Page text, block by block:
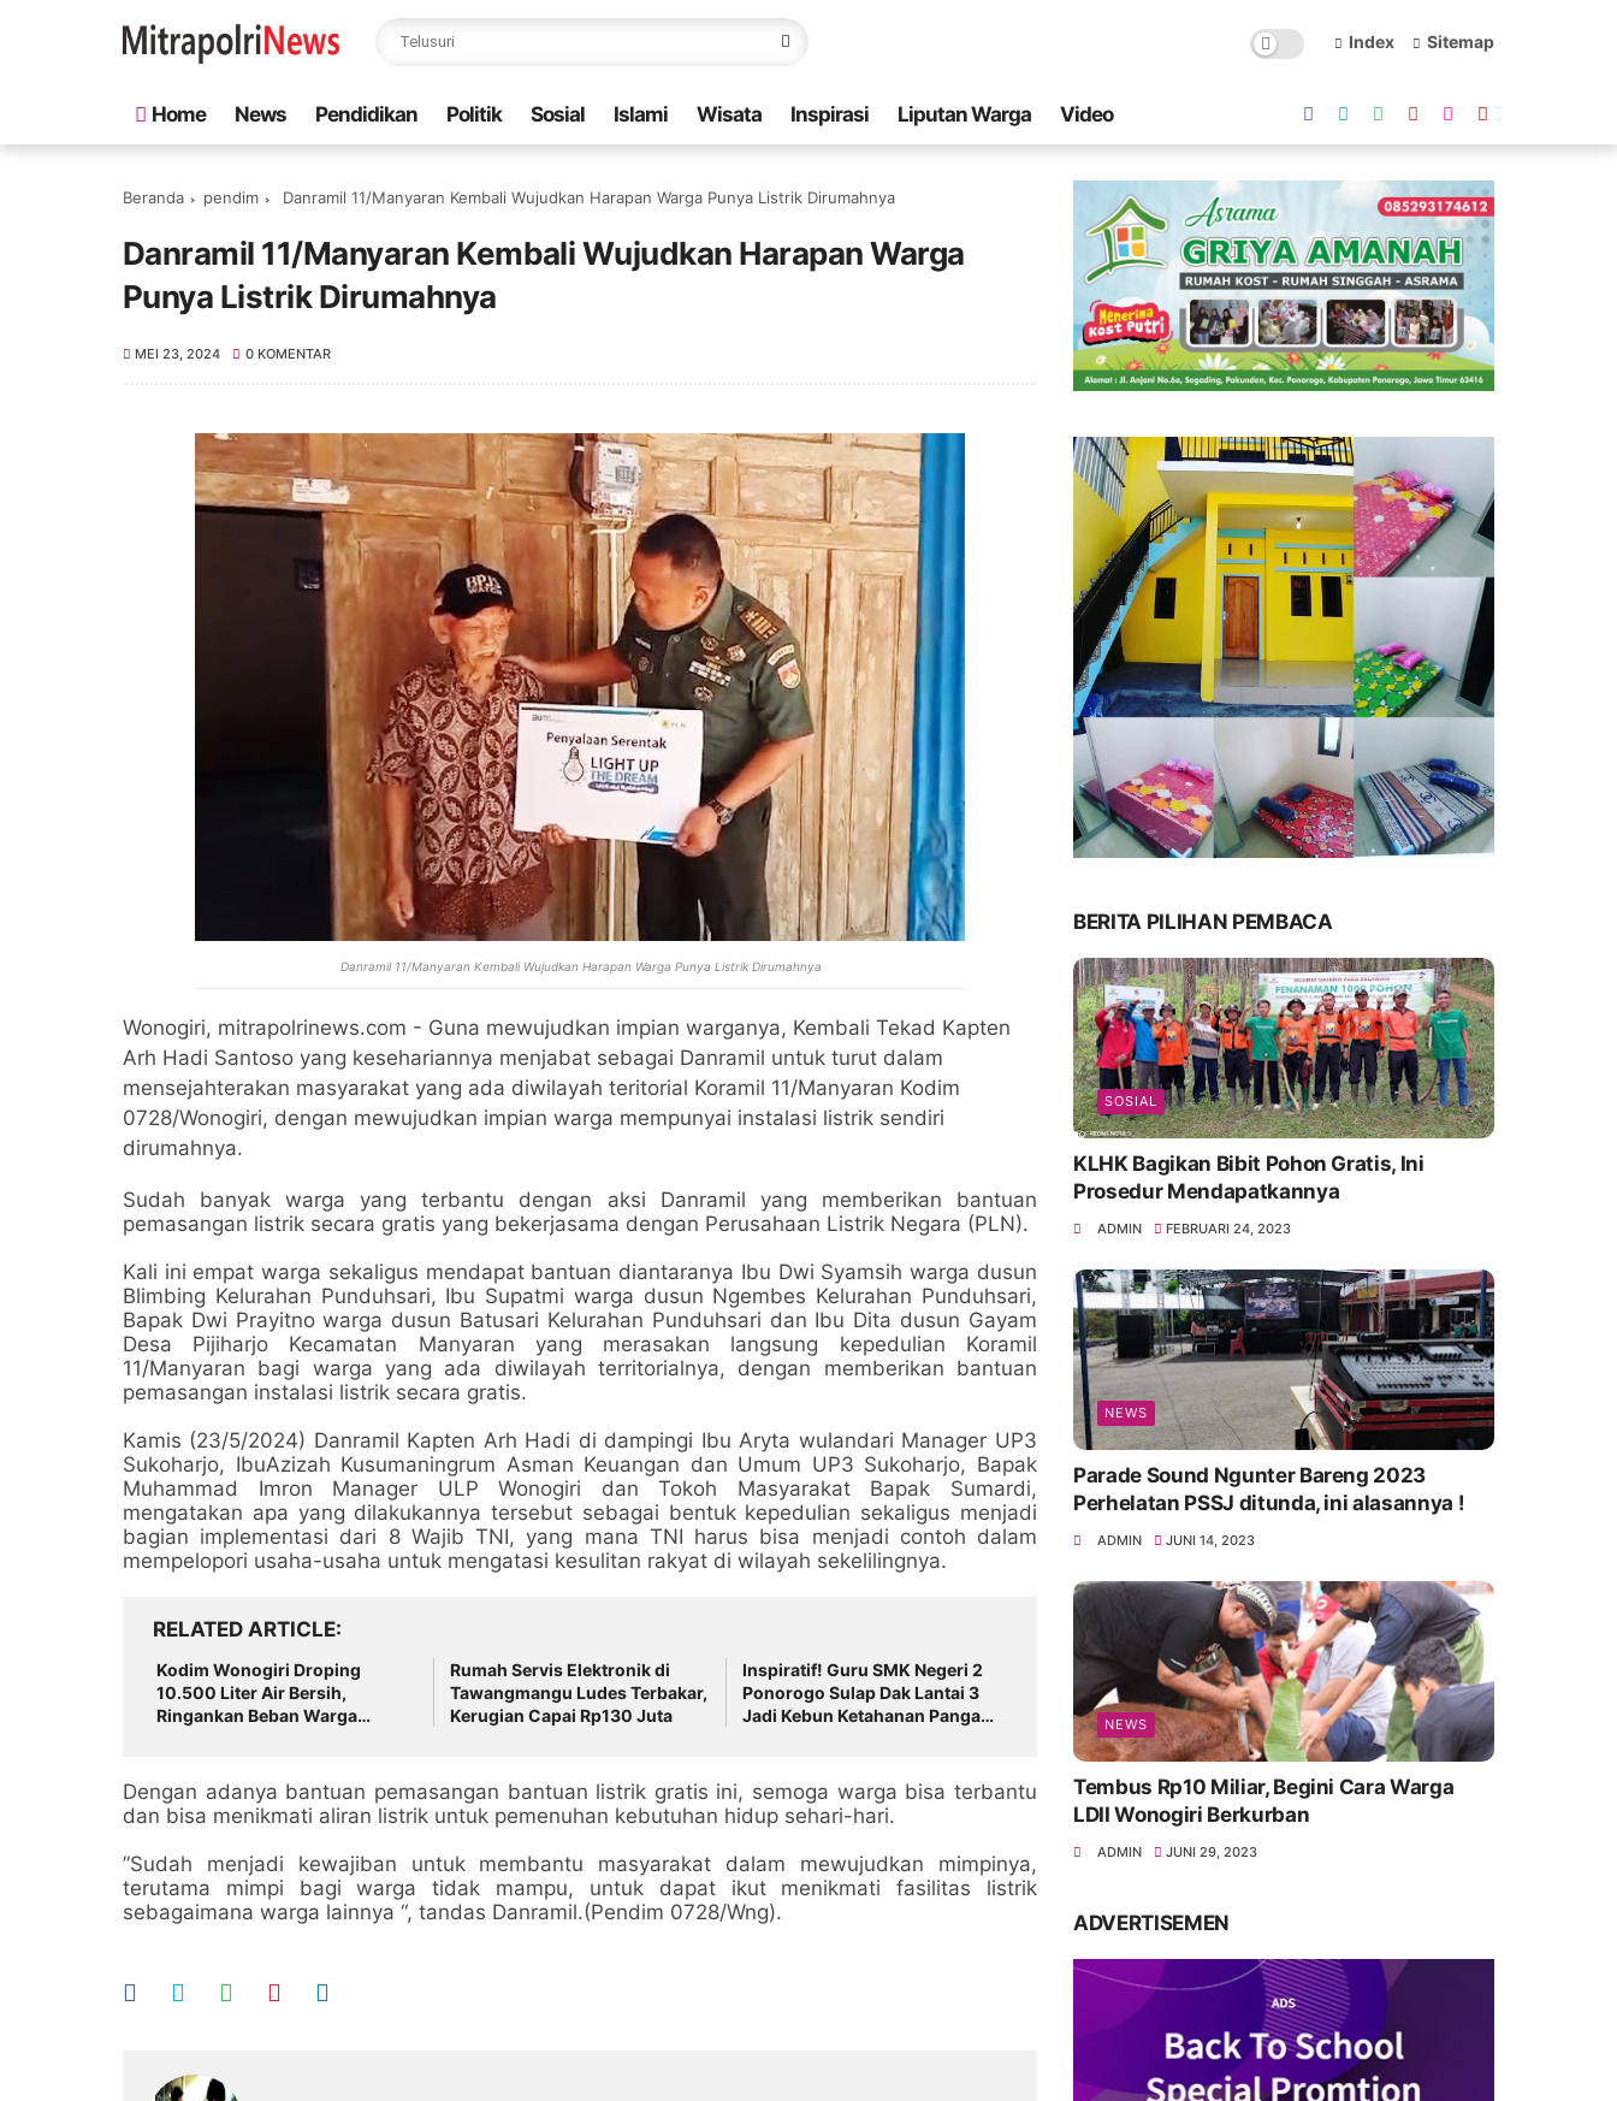
Index Sitemap
Home News Pendidikan Politik Sosial Islami Wisata Inspirasi Liputan Warga Video
Beranda pendim Danramil 11/Manyaran Kembali Wujudkan Harapan Warga Punya Listrik Dirumahnya
Danramil 11/Manyaran Kembali Wujudkan Harapan Warga
Punya Listrik Dirumahnya
MEI 23, 2024 0 KOMENTAR
Danramil 11/Manyaran Kembali Wujudkan Harapan Warga Punya Listrik Dirumahnya
Wonogiri, mitrapolrinews.com - Guna mewujudkan impian warganya, Kembali Tekad Kapten
Arh Hadi Santoso yang kesehariannya menjabat sebagai Danramil untuk turut dalam
mensejahterakan masyarakat yang ada diwilayah teritorial Koramil 11/Manyaran Kodim
0728/Wonogiri, dengan mewujudkan impian warga mempunyai instalasi listrik sendiri
dirumahnya.
Sudah banyak warga yang terbantu dengan aksi Danramil yang memberikan bantuan
pemasangan listrik secara gratis yang bekerjasama dengan Perusahaan Listrik Negara (PLN).
Kali ini empat warga sekaligus mendapat bantuan diantaranya Ibu Dwi Syamsih warga dusun
Blimbing Kelurahan Punduhsari, Ibu Supatmi warga dusun Ngembes Kelurahan Punduhsari,
Bapak Dwi Prayitno warga dusun Batusari Kelurahan Punduhsari dan Ibu Dita dusun Gayam
Desa Pijiharjo Kecamatan Manyaran yang merasakan langsung kepedulian Koramil
11/Manyaran bagi warga yang ada diwilayah territorialnya, dengan memberikan bantuan
pemasangan instalasi listrik secara gratis.
Kamis (23/5/2024) Danramil Kapten Arh Hadi di dampingi Ibu Aryta wulandari Manager UP3
Sukoharjo, IbuAzizah Kusumaningrum Asman Keuangan dan Umum UP3 Sukoharjo, Bapak
Muhammad Imron Manager ULP Wonogiri dan Tokoh Masyarakat Bapak Sumardi,
mengatakan apa yang dilakukannya tersebut sebagai bentuk kepedulian sekaligus menjadi
bagian implementasi dari 8 Wajib TNI, yang mana TNI harus bisa menjadi contoh dalam
mempelopori usaha-usaha untuk mengatasi kesulitan rakyat di wilayah sekelilingnya.
RELATED ARTICLE
Kodim Wonogiri Droping
10.500 Liter Air Bersih,
Ringankan Beban Warga
Rumah Servis Elektronik di
Tawangmangu Ludes Terbakar,
Kerugian Capai Rp130 Juta
Inspiratif! Guru SMK Negeri 2
Ponorogo Sulap Dak Lantai 3
Jadi Kebun Ketahanan Pangan,
Dengan adanya bantuan pemasangan bantuan listrik gratis ini, semoga warga bisa terbantu
dan bisa menikmati aliran listrik untuk pemenuhan kebutuhan hidup sehari-hari.
”Sudah menjadi kewajiban untuk membantu masyarakat dalam mewujudkan mimpinya,
terutama mimpi bagi warga tidak mampu, untuk dapat ikut menikmati fasilitas listrik
sebagaimana warga lainnya “, tandas Danramil.(Pendim 0728/Wng).
BERITA PILIHAN PEMBACA
SOSIAL
KLHK Bagikan Bibit Pohon Gratis, Ini
Prosedur Mendapatkannya
ADMIN FEBRUARI 24, 2023
NEWS
Parade Sound Ngunter Bareng 2023
Perhelatan PSSJ ditunda, ini alasannya !
ADMIN JUNI 14, 2023
NEWS
Tembus Rp10 Miliar, Begini Cara Warga
LDII Wonogiri Berkurban
ADMIN JUNI 29, 2023
ADVERTISEMEN